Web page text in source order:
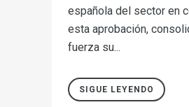
española del sector en
esta aprobación,
fuerza su...
SIGUE LEYENDO